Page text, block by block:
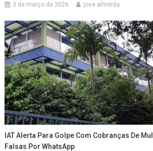
3 de março de 2026 jose almeida
IAT Alerta Para Golpe Com Cobranças De
Falsas Por WhatsApp